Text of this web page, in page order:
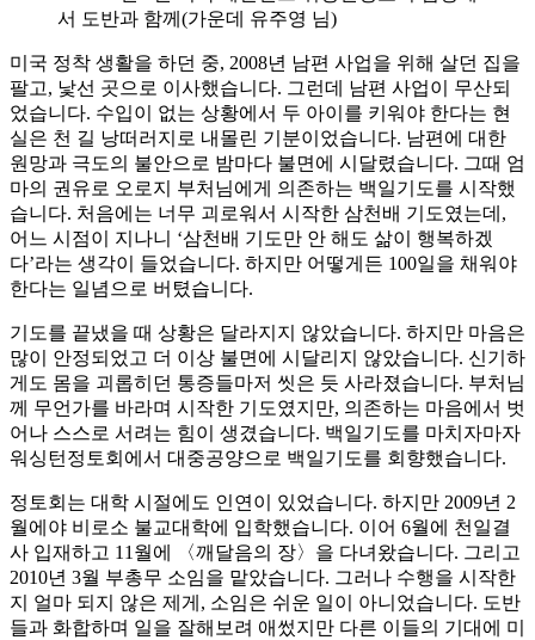
서 도반과 함께(가운데 유주영 님)
미국 정착 생활을 하던 중, 2008년 남편 사업을 위해 살던 집을
팔고, 낯선 곳으로 이사했습니다. 그런데 남편 사업이 무산되
었습니다. 수입이 없는 상황에서 두 아이를 키워야 한다는 현
실은 천 길 낭떠러지로 내몰린 기분이었습니다. 남편에 대한
원망과 극도의 불안으로 밤마다 불면에 시달렸습니다. 그때 엄
마의 권유로 오로지 부처님에게 의존하는 백일기도를 시작했
습니다. 처음에는 너무 괴로워서 시작한 삼천배 기도였는데,
어느 시점이 지나니 ‘삼천배 기도만 안 해도 삶이 행복하겠
다’라는 생각이 들었습니다. 하지만 어떻게든 100일을 채워야
한다는 일념으로 버텼습니다.
기도를 끝냈을 때 상황은 달라지지 않았습니다. 하지만 마음은
많이 안정되었고 더 이상 불면에 시달리지 않았습니다. 신기하
게도 몸을 괴롭히던 통증들마저 씻은 듯 사라졌습니다. 부처님
께 무언가를 바라며 시작한 기도였지만, 의존하는 마음에서 벗
어나 스스로 서려는 힘이 생겼습니다. 백일기도를 마치자마자
워싱턴정토회에서 대중공양으로 백일기도를 회향했습니다.
정토회는 대학 시절에도 인연이 있었습니다. 하지만 2009년 2
월에야 비로소 불교대학에 입학했습니다. 이어 6월에 천일결
사 입재하고 11월에 〈깨달음의 장〉을 다녀왔습니다. 그리고
2010년 3월 부총무 소임을 맡았습니다. 그러나 수행을 시작한
지 얼마 되지 않은 제게, 소임은 쉬운 일이 아니었습니다. 도반
들과 화합하며 일을 잘해보려 애썼지만 다른 이들의 기대에 미